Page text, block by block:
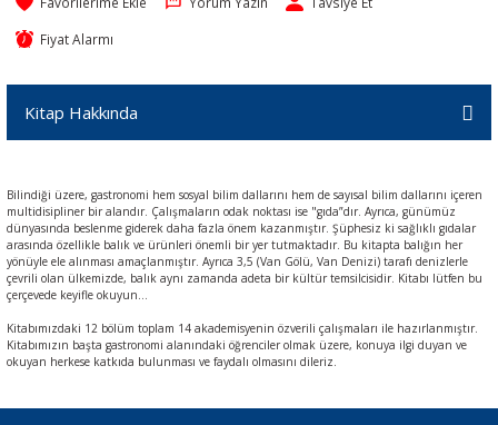
Fiyat Alarmı
Kitap Hakkında
Bilindiği üzere, gastronomi hem sosyal bilim dallarını hem de sayısal bilim dallarını içeren
multidisipliner bir alandır. Çalışmaların odak noktası ise "gıda”dır. Ayrıca, günümüz
dünyasında beslenme giderek daha fazla önem kazanmıştır. Şüphesiz ki sağlıklı gıdalar
arasında özellikle balık ve ürünleri önemli bir yer tutmaktadır. Bu kitapta balığın her
yönüyle ele alınması amaçlanmıştır. Ayrıca 3,5 (Van Gölü, Van Denizi) tarafı denizlerle
çevrili olan ülkemizde, balık aynı zamanda adeta bir kültür temsilcisidir. Kitabı lütfen bu
çerçevede keyifle okuyun…
Kitabımızdaki 12 bölüm toplam 14 akademisyenin özverili çalışmaları ile hazırlanmıştır.
Kitabımızın başta gastronomi alanındaki öğrenciler olmak üzere, konuya ilgi duyan ve
okuyan herkese katkıda bulunması ve faydalı olmasını dileriz.